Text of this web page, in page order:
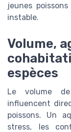
jeunes
instable.
Volume,
espèces
Le volume
influencent
poissons. Un
stress, les